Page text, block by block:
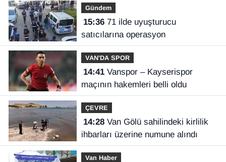
Gündem
15:3671 ilde uyuşturucu
satıcılarına operasyon
VAN'DA SPOR
14:41Vanspor – Kayserispor
maçının hakemleri belli oldu
ÇEVRE
14:28Van Gölü sahilindeki kirlilik
ihbarları üzerine numune alındı
Van Haber